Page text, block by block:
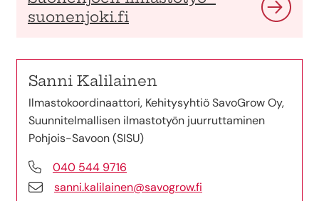
suonenjoki.fi
Sanni Kalilainen
Ilmastokoordinaattori, Kehitysyhtiö SavoGrow Oy,
Suunnitelmallisen ilmastotyön juurruttaminen
Pohjois-Savoon (SISU)
040 544 9716
sanni.kalilainen@savogrow.fi